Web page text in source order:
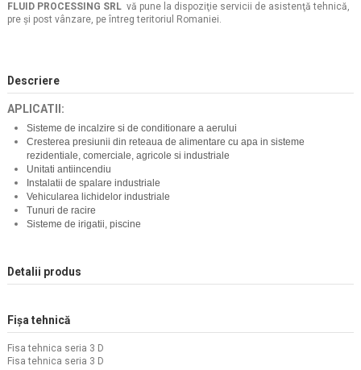
FLUID PROCESSING SRL vă pune la dispoziţie servicii de asistenţă tehnică,
pre şi post vânzare, pe întreg teritoriul Romaniei.
Descriere
APLICATII:
Sisteme de incalzire si de conditionare a aerului
Cresterea presiunii din reteaua de alimentare cu apa in sisteme
rezidentiale, comerciale, agricole si industriale
Unitati antiincendiu
Instalatii de spalare industriale
Vehicularea lichidelor industriale
Tunuri de racire
Sisteme de irigatii, piscine
Detalii produs
Fișa tehnică
Fisa tehnica seria 3 D
Fisa tehnica seria 3 D